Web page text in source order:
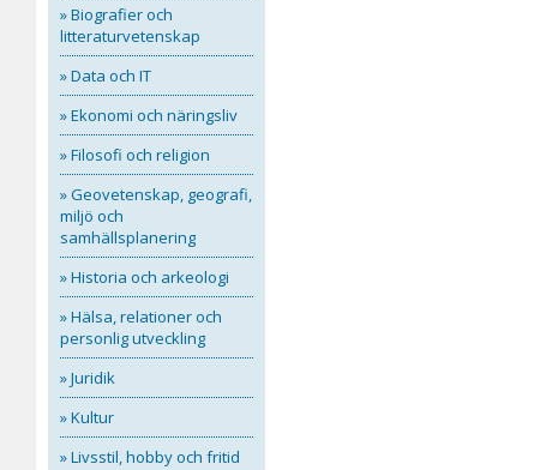
» Biografier och
litteraturvetenskap
» Data och IT
» Ekonomi och näringsliv
» Filosofi och religion
» Geovetenskap, geografi,
miljö och
samhällsplanering
» Historia och arkeologi
» Hälsa, relationer och
personlig utveckling
» Juridik
» Kultur
» Livsstil, hobby och fritid